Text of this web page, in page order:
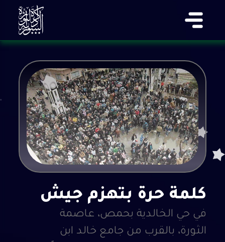
كلمة حرة بتهزم جيش
في حي الخالدية بحمص، عاصمة
الثورة، بالقرب من جامع خالد ابن